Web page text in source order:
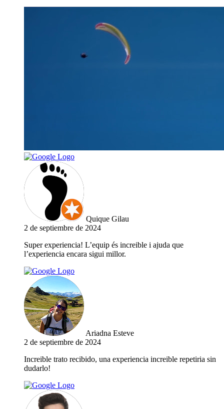
Quique Gilau
2 de septiembre de 2024
Super experiencia! L’equip és increible i ajuda que
l’experiencia encara sigui millor.
Ariadna Esteve
2 de septiembre de 2024
Increible trato recibido, una experiencia increible repetiria sin
dudarlo!